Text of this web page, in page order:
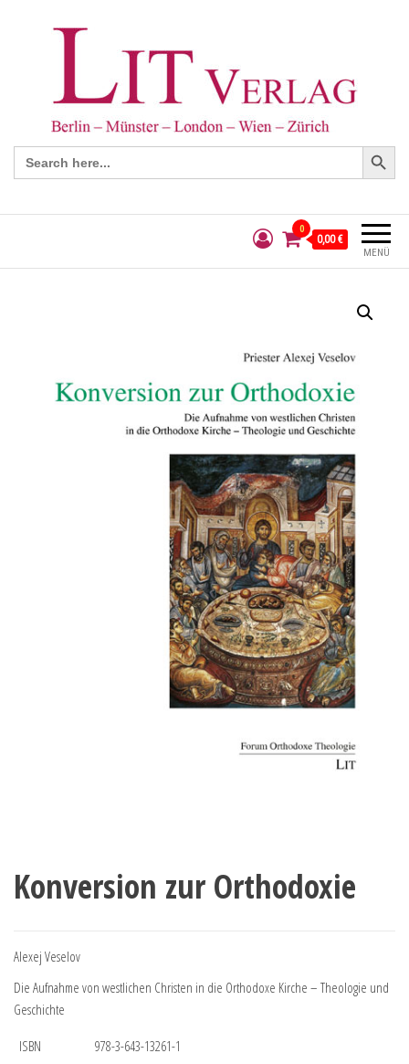
Search
for:
Search Button
MENÜ
0
0,00 €
Konversion zur Orthodoxie
Alexej Veselov
Die Aufnahme von westlichen Christen in die Orthodoxe Kirche – Theologie und
Geschichte
ISBN
978-3-643-13261-1